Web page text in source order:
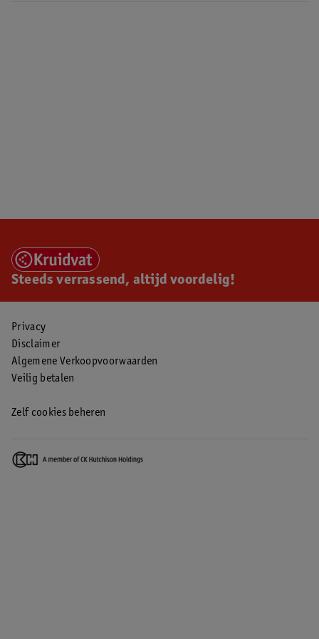
Steeds verrassend, altijd voordelig!
Privacy
Disclaimer
Algemene Verkoopvoorwaarden
Veilig betalen
Zelf cookies beheren